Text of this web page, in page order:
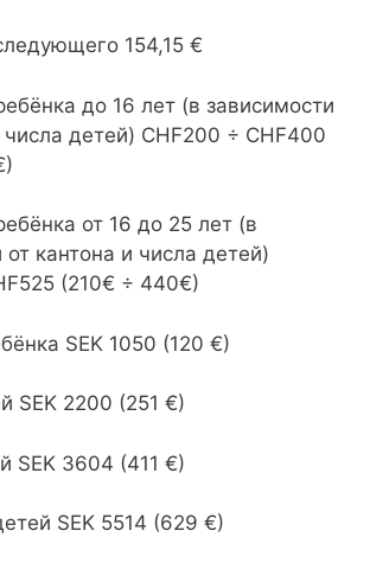
154,15 €
до 16 лет (в зависимости
числа детей) CHF200 ÷ CHF400
от 16 до 25 лет (в
от кантона и числа детей)
(210€ ÷ 440€)
SEK 1050 (120 €)
SEK 2200 (251 €)
SEK 3604 (411 €)
SEK 5514 (629 €)